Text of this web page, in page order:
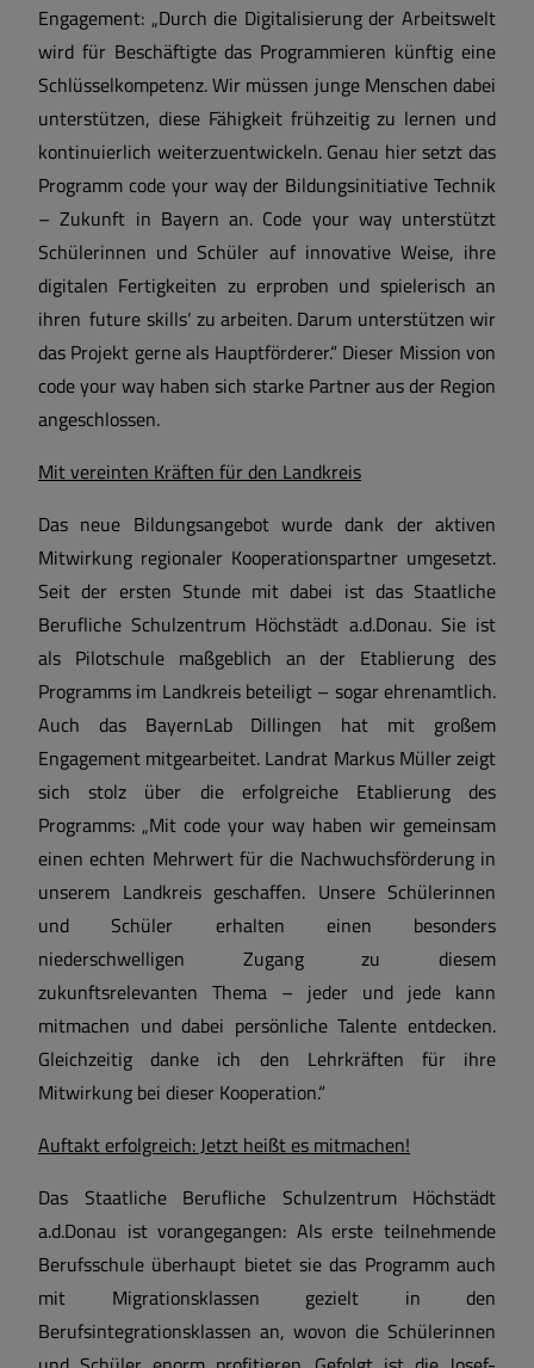
Engagement: „Durch die Digitalisierung der Arbeitswelt
wird für Beschäftigte das Programmieren künftig eine
Schlüsselkompetenz. Wir müssen junge Menschen dabei
unterstützen, diese Fähigkeit frühzeitig zu lernen und
kontinuierlich weiterzuentwickeln. Genau hier setzt das
Programm code your way der Bildungsinitiative Technik
– Zukunft in Bayern an. Code your way unterstützt
Schülerinnen und Schüler auf innovative Weise, ihre
digitalen Fertigkeiten zu erproben und spielerisch an
ihren ‚future skills‘ zu arbeiten. Darum unterstützen wir
das Projekt gerne als Hauptförderer.“ Dieser Mission von
code your way haben sich starke Partner aus der Region
angeschlossen.
Mit vereinten Kräften für den Landkreis
Das neue Bildungsangebot wurde dank der aktiven
Mitwirkung regionaler Kooperationspartner umgesetzt.
Seit der ersten Stunde mit dabei ist das Staatliche
Berufliche Schulzentrum Höchstädt a.d.Donau. Sie ist
als Pilotschule maßgeblich an der Etablierung des
Programms im Landkreis beteiligt – sogar ehrenamtlich.
Auch das BayernLab Dillingen hat mit großem
Engagement mitgearbeitet. Landrat Markus Müller zeigt
sich stolz über die erfolgreiche Etablierung des
Programms: „Mit code your way haben wir gemeinsam
einen echten Mehrwert für die Nachwuchsförderung in
unserem Landkreis geschaffen. Unsere Schülerinnen
und Schüler erhalten einen besonders
niederschwelligen Zugang zu diesem
zukunftsrelevanten Thema – jeder und jede kann
mitmachen und dabei persönliche Talente entdecken.
Gleichzeitig danke ich den Lehrkräften für ihre
Mitwirkung bei dieser Kooperation.“
Auftakt erfolgreich: Jetzt heißt es mitmachen!
Das Staatliche Berufliche Schulzentrum Höchstädt
a.d.Donau ist vorangegangen: Als erste teilnehmende
Berufsschule überhaupt bietet sie das Programm auch
mit Migrationsklassen gezielt in den
Berufsintegrationsklassen an, wovon die Schülerinnen